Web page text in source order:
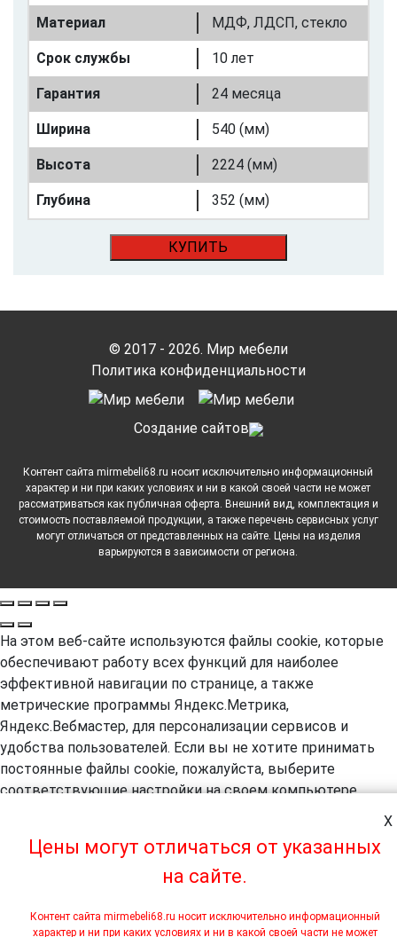
Материал МДФ, ЛДСП, стекло
Срок службы 10 лет
Гарантия 24 месяца
Ширина 540 (мм)
Высота 2224 (мм)
Глубина 352 (мм)
КУПИТЬ
© 2017 - 2026. Мир мебели
Политика конфиденциальности
Cоздание сайтов
Контент сайта mirmebeli68.ru носит исключительно информационный
характер и ни при каких условиях и ни в какой своей части не может
рассматриваться как публичная оферта. Внешний вид, комплектация и
стоимость поставляемой продукции, а также перечень сервисных услуг
могут отличаться от представленных на сайте. Цены на изделия
варьируются в зависимости от региона.
X
Цены могут отличаться от указанных
на сайте.
Контент сайта mirmebeli68.ru носит исключительно информационный
характер и ни при каких условиях и ни в какой своей части не может
На этом веб-сайте используются файлы cookie, которые
обеспечивают работу всех функций для наиболее
эффективной навигации по странице, а также
метрические программы Яндекс.Метрика,
Яндекс.Вебмастер, для персонализации сервисов и
удобства пользователей. Если вы не хотите принимать
постоянные файлы cookie, пожалуйста, выберите
соответствующие настройки на своем компьютере.
Яндекс.Метрика, Яндекс.Вебмастер, ваших
пользовательских данных. А так же вы предоставляете
веб-сайте. Более подробная информация предоставляется